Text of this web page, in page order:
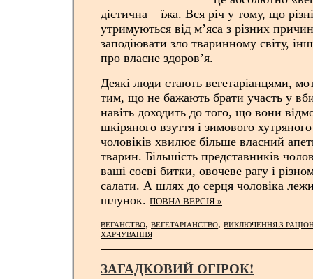
дієтична – їжа. Вся річ у тому, що
утримуються від м’яса з різних
заподіювати зло тваринному світу,
про власне здоров’я.
Деякі люди стають вегетаріанцями,
тим, що не бажають брати участь у
навіть доходить до того, що вони
шкіряного взуття і зимового
чоловіків хвилює більше власний
тварин. Більшість представників
ваші соєві битки, овочеве рагу і
салати. А шлях до серця чоловіка
шлунок. ПОВНА ВЕРСІЯ »
ВЕГАНСТВО, ВЕГЕТАРІАНСТВО, ВИКЛЮЧЕННЯ З
ХАРЧУВАННЯ
ЗАГАДКОВИЙ ОГІРОК!